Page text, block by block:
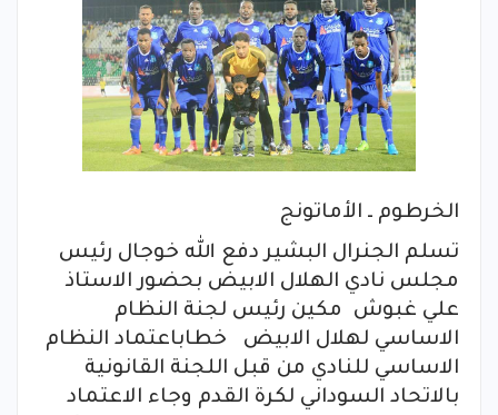
الخرطوم ـ الأماتونج
تسلم الجنرال البشير دفع الله خوجال رئيس
مجلس نادي الهلال الابيض بحضور الاستاذ
علي غبوش مكين رئيس لجنة النظام
الاساسي لهلال الابيض خطاباعتماد النظام
الاساسي للنادي من قبل اللجنة القانونية
بالاتحاد السوداني لكرة القدم وجاء الاعتماد